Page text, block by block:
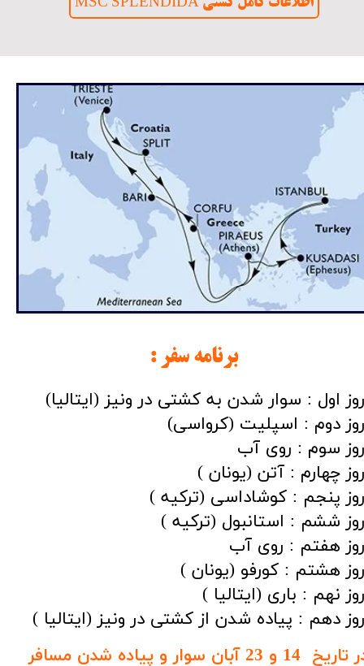
MSC SPLENDIDA اطلاعات کامل کشتی
​برنامه سفر :
​روز اول : سوار شدن به کشتی در ونیز (ایتالیا)
روز دوم : اسپلیت (کرواسی)
روز سوم : روی آب
روز چهارم : آتن (یونان )
روز پنجم : کوشاداسی (ترکیه )
روز ششم : استانبول (ترکیه )
روز هفتم : روی آب
روز هشتم : کورفو (یونان )
روز نهم : باری (ایتالیا )
روز دهم : پیاده شدن از کشتی در ونیز (ایتالیا )
در تاریخ 14 و 23 آبان سوار و پیاده شدن مسافر